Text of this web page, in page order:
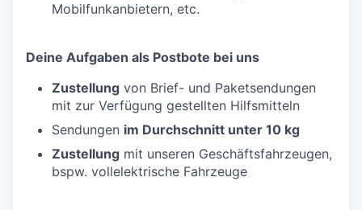
Mobilfunkanbietern, etc.
Deine Aufgaben als Postbote bei uns
Zustellung von Brief- und Paketsendungen
mit zur Verfügung gestellten Hilfsmitteln
Sendungen im Durchschnitt unter 10 kg
Zustellung mit unseren Geschäftsfahrzeugen,
bspw. vollelektrische Fahrzeuge